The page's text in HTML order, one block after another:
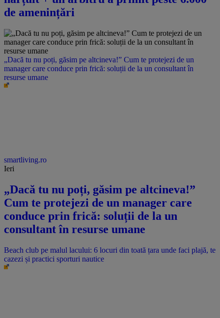
de amenințări
„Dacă tu nu poți, găsim pe altcineva!” Cum te protejezi de un
manager care conduce prin frică: soluții de la un consultant în
resurse umane
smartliving.ro
Ieri
„Dacă tu nu poți, găsim pe altcineva!”
Cum te protejezi de un manager care
conduce prin frică: soluții de la un
consultant în resurse umane
Beach club pe malul lacului: 6 locuri din toată țara unde faci plajă, te
cazezi și practici sporturi nautice